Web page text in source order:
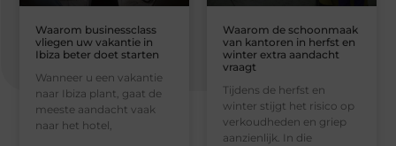
Waarom businessclass
vliegen uw vakantie in
Ibiza beter doet starten
Wanneer u een vakantie
naar Ibiza plant, gaat de
meeste aandacht vaak
naar het hotel,
Waarom de schoonmaak
van kantoren in herfst en
winter extra aandacht
vraagt
Tijdens de herfst en
winter stijgt het risico op
verkoudheden en griep
aanzienlijk. In die